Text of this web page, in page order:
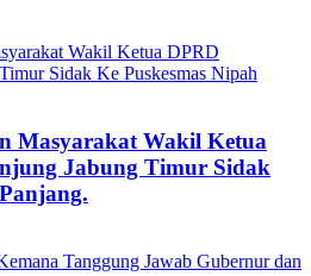
Masyarakat Wakil Ketua
Jabung Timur Sidak